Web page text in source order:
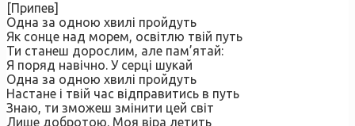
[Припев]
Одна за одною хвилі пройдуть
Як сонце над морем, освітлю твій путь
Ти станеш дорослим, але пам’ятай:
Я поряд навічно. У серці шукай
Одна за одною хвилі пройдуть
Настане і твій час відправитись в путь
Знаю, ти зможеш змінити цей світ
Лише добротою. Моя віра летить